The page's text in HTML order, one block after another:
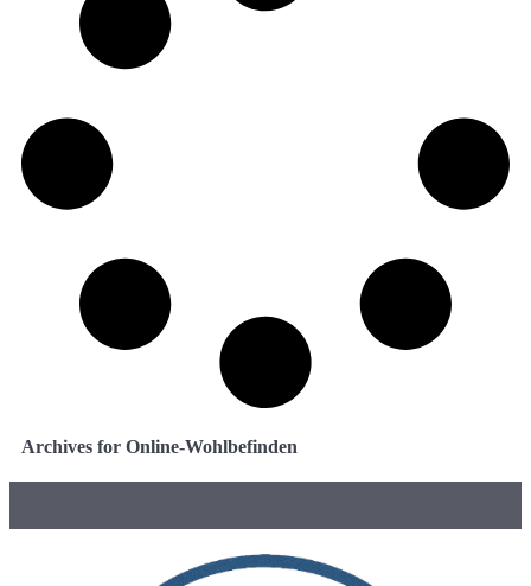
Archives for Online-Wohlbefinden